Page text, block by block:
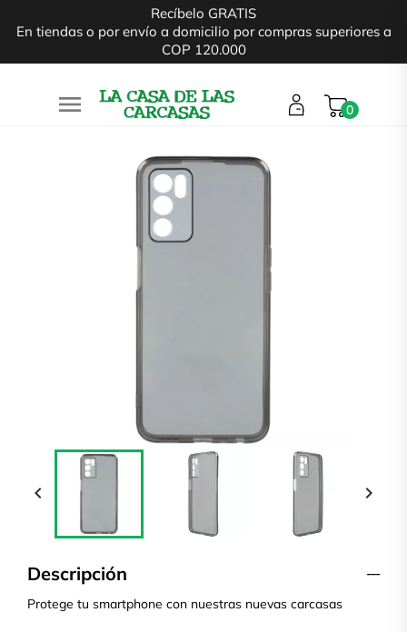
Recíbelo GRATIS
En tiendas o por envío a domicilio por compras superiores a
COP 120.000
 0
 
Descripción
Protege tu smartphone con nuestras nuevas carcasas